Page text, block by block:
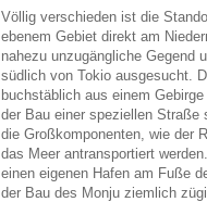
Völlig verschieden ist die
ebenem Gebiet direkt am
nahezu unzugängliche Gegend
südlich von Tokio ausgesucht.
buchstäblich aus einem
der Bau einer speziellen Straße
die Großkomponenten, wie der
das Meer antransportiert
einen eigenen Hafen am Fuße
der Bau des Monju ziemlich